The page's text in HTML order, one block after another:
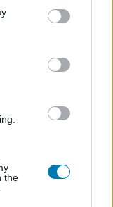
You may click to
party tags to
in below Google
the
tartozó Discord
különböző filmes
készítettek a
legyenek
viszont sokszor
kis belsős poén,
vagy épp